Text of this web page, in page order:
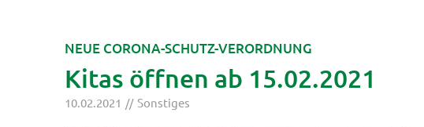
NEUE CORONA-SCHUTZ-VERORDNUNG
Kitas öffnen ab 15.02.2021
10.02.2021 Sonstiges